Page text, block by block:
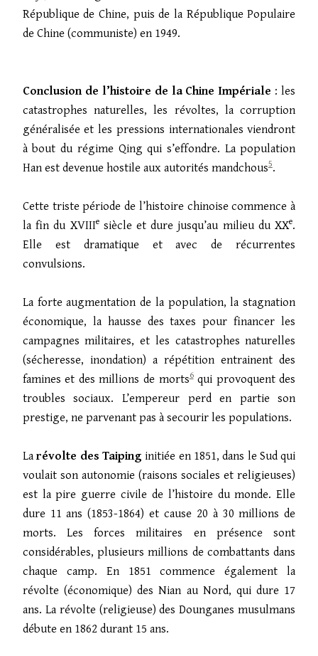
République de Chine, puis de la République Populaire
de Chine (communiste) en 1949.
Conclusion de l’histoire de la Chine Impériale : les
catastrophes naturelles, les révoltes, la corruption
généralisée et les pressions internationales viendront
à bout du régime Qing qui s’effondre. La population
Han est devenue hostile aux autorités mandchous5.
Cette triste période de l’histoire chinoise commence à
la fin du XVIIIesiècle et dure jusqu’au milieu du XXe.
Elle est dramatique et avec de récurrentes
convulsions.
La forte augmentation de la population, la stagnation
économique, la hausse des taxes pour financer les
campagnes militaires, et les catastrophes naturelles
(sécheresse, inondation) a répétition entrainent des
famines et des millions de morts6qui provoquent des
troubles sociaux. L’empereur perd en partie son
prestige, ne parvenant pas à secourir les populations.
Larévolte des Taiping initiée en 1851, dans le Sud qui
voulait son autonomie (raisons sociales et religieuses)
est la pire guerre civile de l’histoire du monde. Elle
dure 11 ans (1853-1864) et cause 20 à 30 millions de
morts. Les forces militaires en présence sont
considérables, plusieurs millions de combattants dans
chaque camp. En 1851 commence également la
révolte (économique) des Nian au Nord, qui dure 17
ans. La révolte (religieuse) des Dounganes musulmans
débute en 1862 durant 15 ans.